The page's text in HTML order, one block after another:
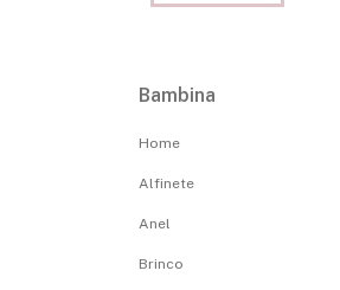
Bambina
Home
Alfinete
Anel
Brinco